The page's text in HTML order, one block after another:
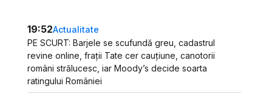
19:52Actualitate
PE SCURT: Barjele se scufundă greu, cadastrul
revine online, frații Tate cer cauțiune, canotorii
români strălucesc, iar Moody’s decide soarta
ratingului României